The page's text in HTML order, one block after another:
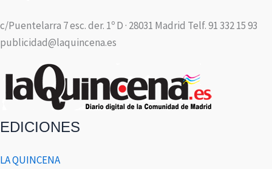
c/Puentelarra 7 esc. der. 1º D · 28031 Madrid Telf. 91 332 15 93
publicidad@laquincena.es
EDICIONES
LA QUINCENA